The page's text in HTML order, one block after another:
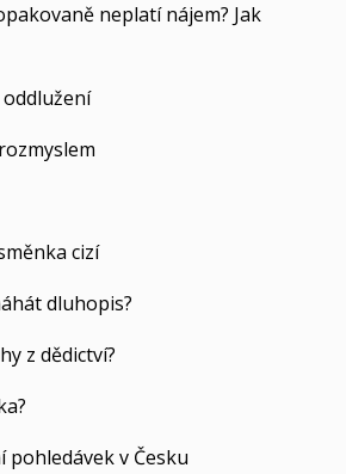
neplatí nájem? Jak
cizí
dluhopis?
z dědictví?
pohledávek v Česku